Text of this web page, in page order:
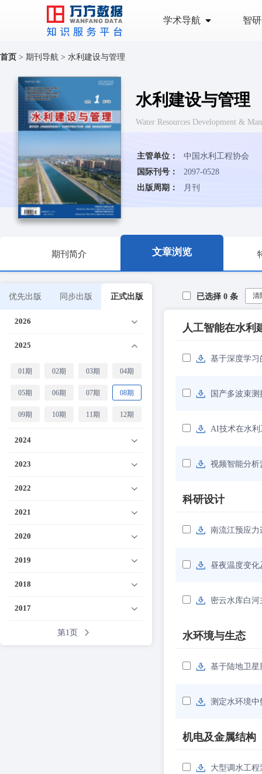
学术导航 智
首页 > 期刊导航 > 水利建设与管理
水利建设与管理
Water Resources Development &
主管单位：
中国水利工程协会
国际刊号：
2097-0528
出版周期：
月刊
期刊简介 文章浏览
优先出版 同步出版 正式出版
2026
2025
01期 02期 03期 04期
05期 06期 07期 08期
09期 10期 11期 12期
2024
2023
2022
2021
2020
2019
2018
2017
第1页
已选择 0 条 清
人工智能在水利
基于深度学
国产多波束
AI技术在水利
视频智能分
科研设计
南流江预应
昼夜温度变
密云水库白
水环境与生态
基于陆地卫
测定水环境
机电及金属结构
大型调水工